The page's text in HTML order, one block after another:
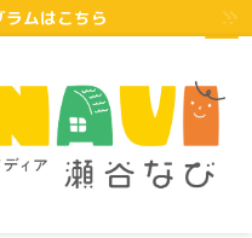
ムはこちら